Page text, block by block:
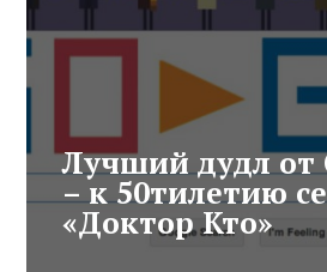
Лучший дудл от
– к 50тилетию
«Доктор Кто»